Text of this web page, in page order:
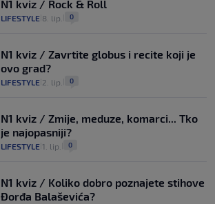
N1 kviz / Rock & Roll
LIFESTYLE 8. lip. 0
N1 kviz / Zavrtite globus i recite koji je
ovo grad?
LIFESTYLE 2. lip. 0
N1 kviz / Zmije, meduze, komarci... Tko
je najopasniji?
LIFESTYLE 1. lip. 0
N1 kviz / Koliko dobro poznajete stihove
Đorđa Balaševića?